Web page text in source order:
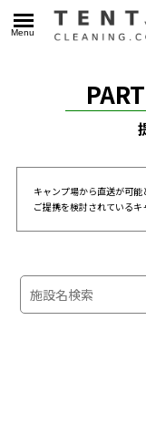
Menu
キャンプ場から直送が可能
ご提携を検討されているキ